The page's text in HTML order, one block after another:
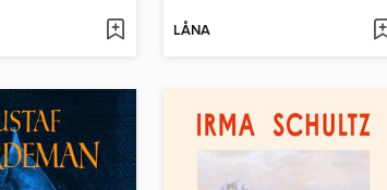
LÅNA